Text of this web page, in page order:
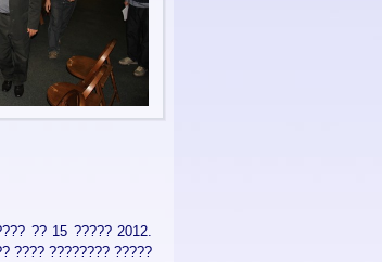
?? 15 ????? 2012.
???? ???????? ?????